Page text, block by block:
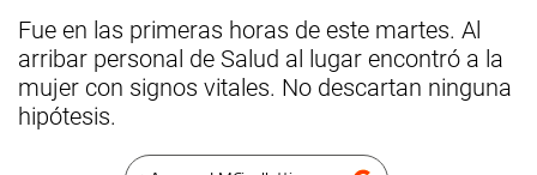
Fue en las primeras horas de este martes. Al
arribar personal de Salud al lugar encontró a la
mujer con signos vitales. No descartan ninguna
hipótesis.